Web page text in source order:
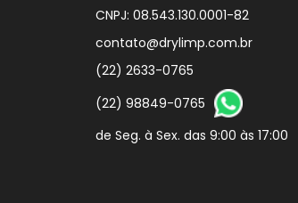
CNPJ: 08.543.130.0001-82
contato@drylimp.com.br
(22) 2633-0765
(22) 98849-0765
de Seg. à Sex. das 9:00 às 17:00